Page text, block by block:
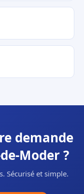
demande
Moder ?
Sécurisé et simple.